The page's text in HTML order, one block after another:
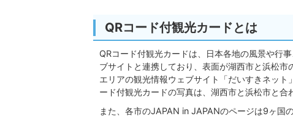
QRコード付観光カードとは
QRコード付観光カードは、日本各地の風景や行
ブサイトと連携しており、表面が湖西市と浜松
エリアの観光情報ウェブサイト「だいすきネッ
ード付観光カードの写真は、湖西市と浜松市と合
また、各市のJAPAN in JAPANのページは9ヶ国